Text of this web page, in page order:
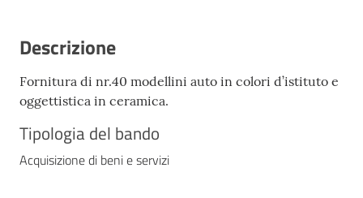
Descrizione
Fornitura di nr.40 modellini auto in colori d’istituto e
oggettistica in ceramica.
Tipologia del bando
Acquisizione di beni e servizi